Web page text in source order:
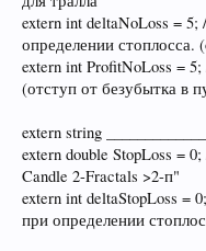
extern int deltaNoLoss =
определении стоплосса.
extern int ProfitNoLoss =
(отступ от безубытка в
extern string
extern double StopLoss =
Candle 2-Fractals >2-п"
extern int deltaStopLoss =
при определении